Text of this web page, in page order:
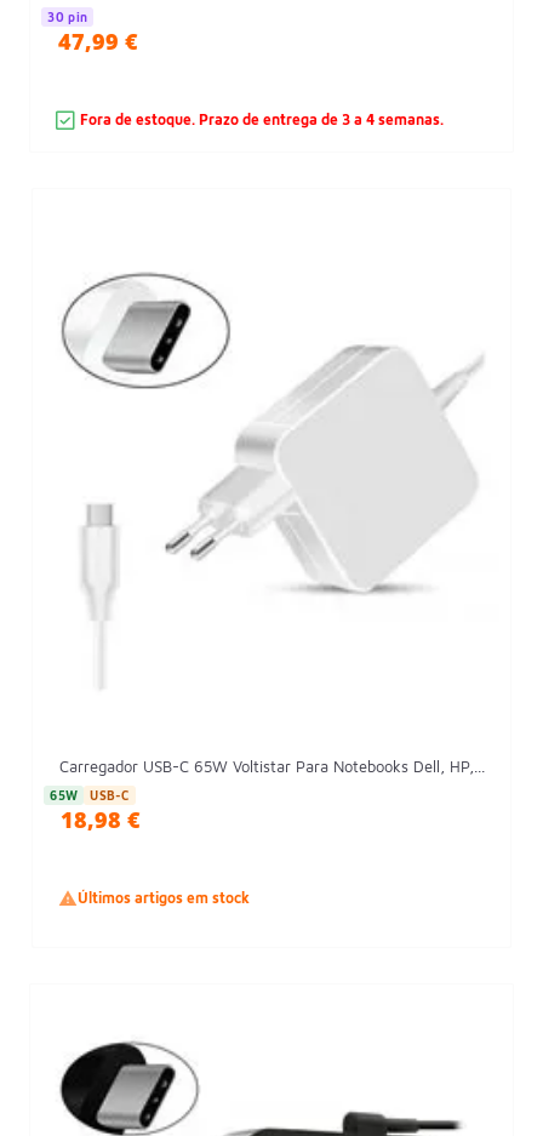
30 pin
47,99 €
Fora de estoque. Prazo de entrega de 3 a 4 semanas.
Carregador USB-C 65W Voltistar Para Notebooks Dell, HP,...
65W USB-C
18,98 €
Últimos artigos em stock